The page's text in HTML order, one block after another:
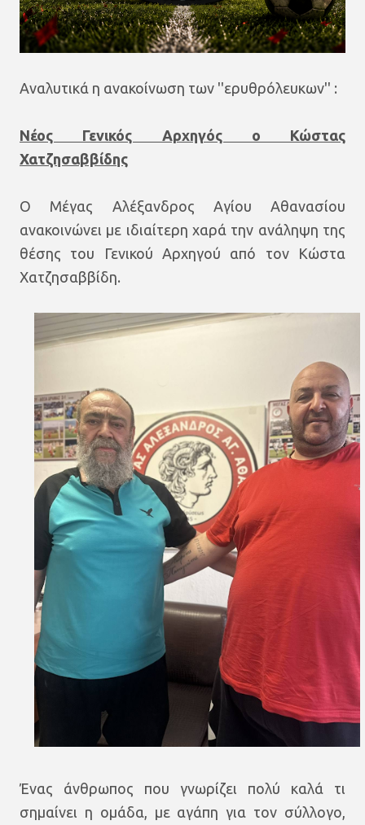
Αναλυτικά η ανακοίνωση των ''ερυθρόλευκων'' :
Νέος Γενικός Αρχηγός ο Κώστας
Χατζησαββίδης
Ο Μέγας Αλέξανδρος Αγίου Αθανασίου
ανακοινώνει με ιδιαίτερη χαρά την ανάληψη της
θέσης του Γενικού Αρχηγού από τον Κώστα
Χατζησαββίδη.
Ένας άνθρωπος που γνωρίζει πολύ καλά τι
σημαίνει η ομάδα, με αγάπη για τον σύλλογο,